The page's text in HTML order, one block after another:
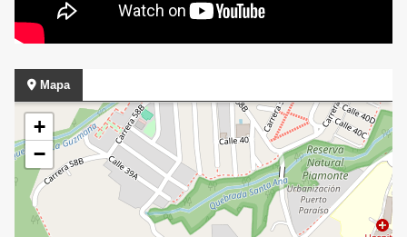
Mapa
+
−